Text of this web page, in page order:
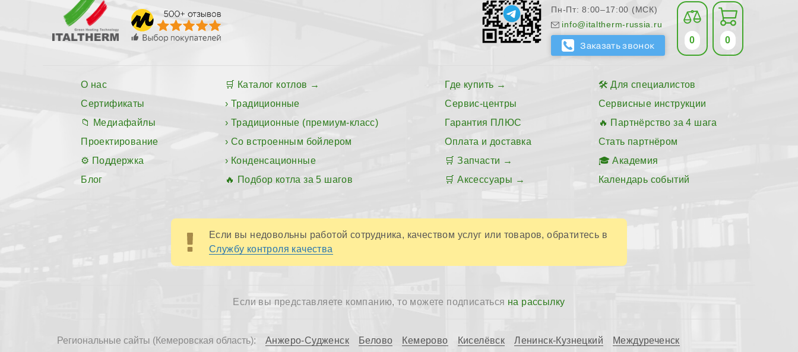
Пн-Пт: 8:00–17:00 (МСК)
info@italtherm-russia.ru
0 0
О нас
Сертификаты
Медиафайлы
Проектирование
Поддержка
Блог
Каталог котлов
Традиционные
Традиционные (премиум-класс)
Со встроенным бойлером
Конденсационные
Подбор котла за 5 шагов
Где купить
Сервис-центры
Гарантия ПЛЮС
Оплата и доставка
Запчасти
Аксессуары
Для специалистов
Сервисные инструкции
Партнёрство за 4 шага
Стать партнёром
Академия
Календарь событий
Если вы недовольны работой сотрудника, качеством услуг или товаров, обратитесь в
Службу контроля качества
Если вы представляете компанию, то можете подписаться на рассылку
Региональные сайты (Кемеровская область): Анжеро-Судженск Белово Кемерово Киселёвск Ленинск-Кузнецкий Междуреченск